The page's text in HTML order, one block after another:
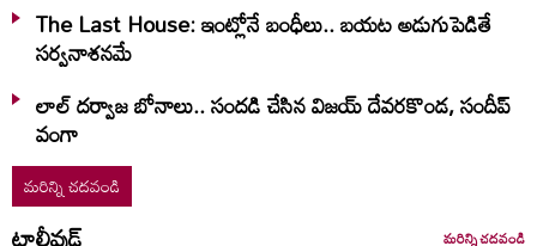
The Last House: ఇంట్లోనే బంధీలు.. బయట అడుగుపెడితే
సర్వనాశనమే
లాల్ ద‌ర్వాజ‌ బోనాలు.. సంద‌డి చేసిన విజ‌య్ దేవ‌ర‌కొండ‌, సందీప్
వంగా
మరిన్ని చదవండి
మరిన్ని చదవండి